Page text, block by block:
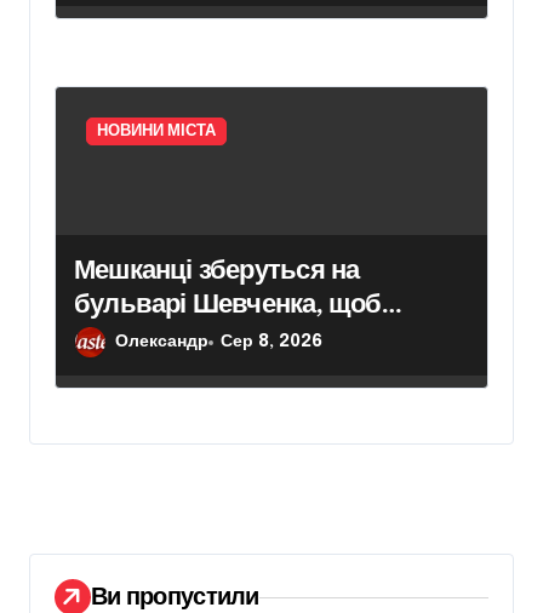
НОВИНИ МІСТА
Мешканці зберуться на
бульварі Шевченка, щоб
привернути увагу до трагедії
Олександр Сер 8, 2026
Ви пропустили